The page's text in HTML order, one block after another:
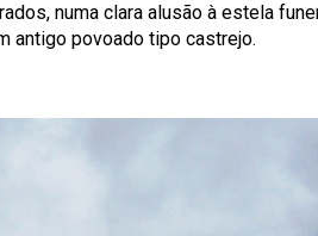
numa clara alusão à estela
antigo povoado tipo castrejo.